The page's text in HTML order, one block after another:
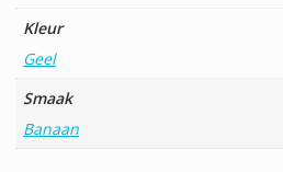
Kleur
Geel
Smaak
Banaan